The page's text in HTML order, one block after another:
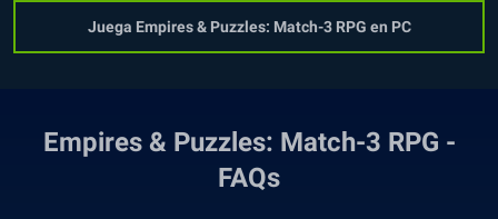
Juega Empires & Puzzles: Match-3 RPG en PC
Empires & Puzzles: Match-3 RPG -
FAQs